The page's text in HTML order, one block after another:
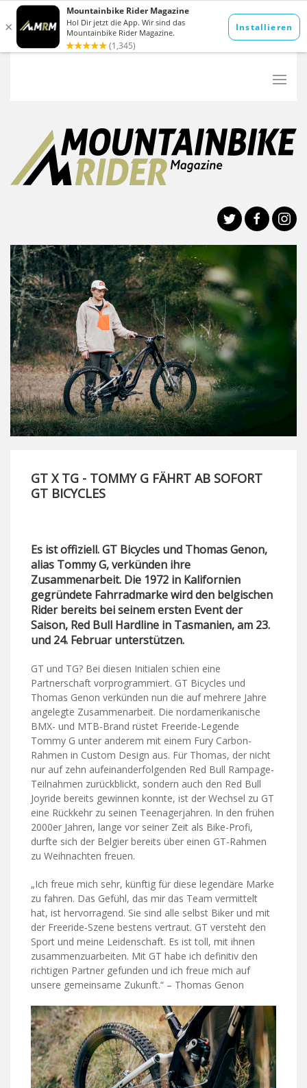
GT X TG - TOMMY G FÄHRT AB SOFORT
GT BICYCLES
Es ist offiziell. GT Bicycles und Thomas Genon,
alias Tommy G, verkünden ihre
Zusammenarbeit. Die 1972 in Kalifornien
gegründete Fahrradmarke wird den belgischen
Rider bereits bei seinem ersten Event der
Saison, Red Bull Hardline in Tasmanien, am 23.
und 24. Februar unterstützen.
GT und TG? Bei diesen Initialen schien eine
Partnerschaft vorprogrammiert. GT Bicycles und
Thomas Genon verkünden nun die auf mehrere Jahre
angelegte Zusammenarbeit. Die nordamerikanische
BMX- und MTB-Brand rüstet Freeride-Legende
Tommy G unter anderem mit einem Fury Carbon-
Rahmen in Custom Design aus. Für Thomas, der nicht
nur auf zehn aufeinanderfolgenden Red Bull Rampage-
Teilnahmen zurückblickt, sondern auch den Red Bull
Joyride bereits gewinnen konnte, ist der Wechsel zu GT
eine Rückkehr zu seinen Teenagerjahren. In den frühen
2000er Jahren, lange vor seiner Zeit als Bike-Profi,
durfte sich der Belgier bereits über einen GT-Rahmen
zu Weihnachten freuen.
„Ich freue mich sehr, künftig für diese legendäre Marke
zu fahren. Das Gefühl, das mir das Team vermittelt
hat, ist hervorragend. Sie sind alle selbst Biker und mit
der Freeride-Szene bestens vertraut. GT versteht den
Sport und meine Leidenschaft. Es ist toll, mit ihnen
zusammenzuarbeiten. Mit GT habe ich definitiv den
richtigen Partner gefunden und ich freue mich auf
unsere gemeinsame Zukunft.“ – Thomas Genon